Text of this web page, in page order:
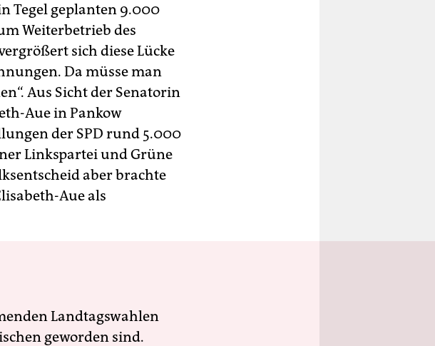
Tegel geplanten 9.000
Weiterbetrieb des
sich diese Lücke
Da müsse man
Aus Sicht der Senatorin
Aue in Pankow
der SPD rund 5.000
Linkspartei und Grüne
aber brachte
Aue als
Landtagswahlen
geworden sind.